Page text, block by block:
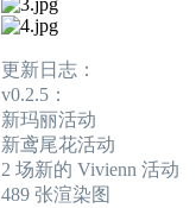
更新日志：
v0.2.5：
新玛丽活动
新鸢尾花活动
2 场新的 Vivienn 活动
489 张渲染图